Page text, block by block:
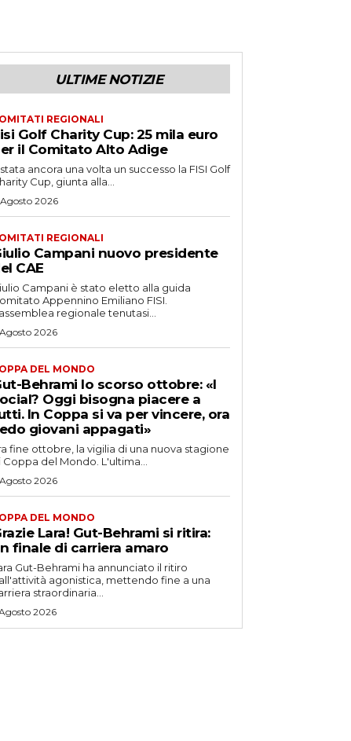
ULTIME NOTIZIE
REGIONALI
Golf Charity Cup: 25 mila euro
il Comitato Alto Adige
stata ancora una volta un successo la FISI Golf
Cup, giunta alla...
2026
REGIONALI
Campani nuovo presidente
CAE
Campani è stato eletto alla guida
Appennino Emiliano FISI.
regionale tenutasi...
2026
DEL MONDO
Behrami lo scorso ottobre: «I
Oggi bisogna piacere a
In Coppa si va per vincere, ora
giovani appagati»
fine ottobre, la vigilia di una nuova stagione
Coppa del Mondo. L'ultima...
2026
DEL MONDO
Lara! Gut-Behrami si ritira:
finale di carriera amaro
Gut-Behrami ha annunciato il ritiro
agonistica, mettendo fine a una
straordinaria...
2026